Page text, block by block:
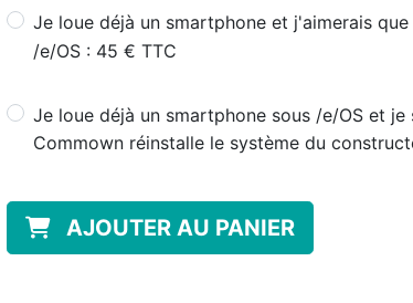
Je loue déjà un smartphone et j'aimerais
/e/OS : 45 € TTC
Je loue déjà un smartphone sous /e/OS et je
Commown réinstalle le système du
AJOUTER AU PANIER